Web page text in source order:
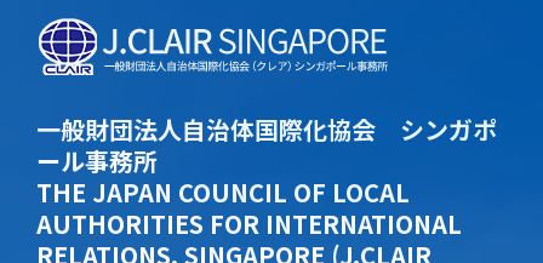
一般財団法人自治体国際化協会 シンガポ
ール事務所
THE JAPAN COUNCIL OF LOCAL
AUTHORITIES FOR INTERNATIONAL
RELATIONS, SINGAPORE (J.CLAIR